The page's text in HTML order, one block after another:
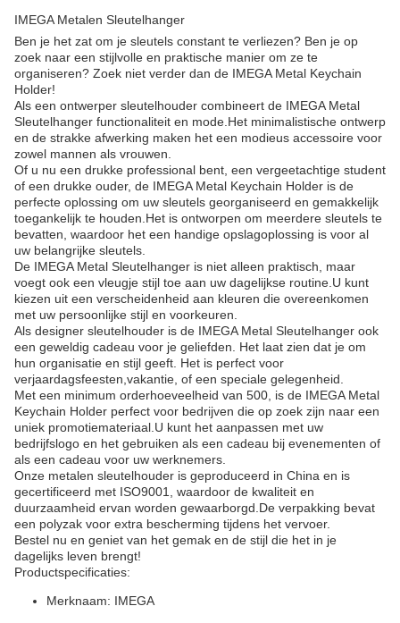
IMEGA Metalen Sleutelhanger
Ben je het zat om je sleutels constant te verliezen? Ben je op
zoek naar een stijlvolle en praktische manier om ze te
organiseren? Zoek niet verder dan de IMEGA Metal Keychain
Holder!
Als een ontwerper sleutelhouder combineert de IMEGA Metal
Sleutelhanger functionaliteit en mode.Het minimalistische ontwerp
en de strakke afwerking maken het een modieus accessoire voor
zowel mannen als vrouwen.
Of u nu een drukke professional bent, een vergeetachtige student
of een drukke ouder, de IMEGA Metal Keychain Holder is de
perfecte oplossing om uw sleutels georganiseerd en gemakkelijk
toegankelijk te houden.Het is ontworpen om meerdere sleutels te
bevatten, waardoor het een handige opslagoplossing is voor al
uw belangrijke sleutels.
De IMEGA Metal Sleutelhanger is niet alleen praktisch, maar
voegt ook een vleugje stijl toe aan uw dagelijkse routine.U kunt
kiezen uit een verscheidenheid aan kleuren die overeenkomen
met uw persoonlijke stijl en voorkeuren.
Als designer sleutelhouder is de IMEGA Metal Sleutelhanger ook
een geweldig cadeau voor je geliefden. Het laat zien dat je om
hun organisatie en stijl geeft. Het is perfect voor
verjaardagsfeesten,vakantie, of een speciale gelegenheid.
Met een minimum orderhoeveelheid van 500, is de IMEGA Metal
Keychain Holder perfect voor bedrijven die op zoek zijn naar een
uniek promotiemateriaal.U kunt het aanpassen met uw
bedrijfslogo en het gebruiken als een cadeau bij evenementen of
als een cadeau voor uw werknemers.
Onze metalen sleutelhouder is geproduceerd in China en is
gecertificeerd met ISO9001, waardoor de kwaliteit en
duurzaamheid ervan worden gewaarborgd.De verpakking bevat
een polyzak voor extra bescherming tijdens het vervoer.
Bestel nu en geniet van het gemak en de stijl die het in je
dagelijks leven brengt!
Productspecificaties:
Merknaam: IMEGA